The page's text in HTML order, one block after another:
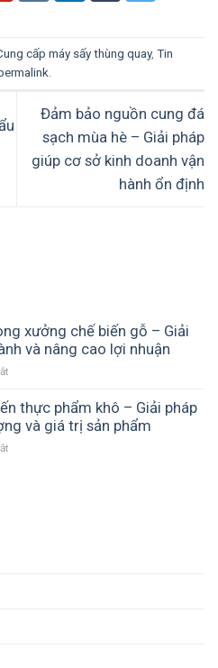
cấp máy sấy thùng quay, Tin
Đảm bảo nguồn cung đá
sạch mùa hè – Giải pháp
giúp cơ sở kinh doanh vận
hành ổn định
xưởng chế biến gỗ – Giải
và nâng cao lợi nhuận
lý
phí
thực phẩm khô – Giải pháp
và giá trị sản phẩm